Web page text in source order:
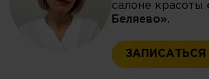
салоне красоты
Беляево».
ЗАПИСАТЬСЯ